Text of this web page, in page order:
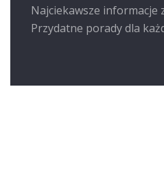
Najciekawsze informacje
Przydatne porady dla